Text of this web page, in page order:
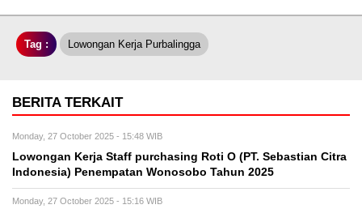
Tag : Lowongan Kerja Purbalingga
BERITA TERKAIT
Monday, 27 October 2025 - 15:48 WIB
Lowongan Kerja Staff purchasing Roti O (PT. Sebastian Citra
Indonesia) Penempatan Wonosobo Tahun 2025
Monday, 27 October 2025 - 15:16 WIB